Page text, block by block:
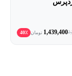
1,439,400 تومان 40٪